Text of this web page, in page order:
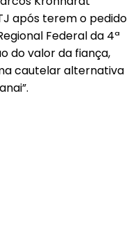
após terem o pedido
Federal da 4ª
do valor da fiança,
cautelar alternativa